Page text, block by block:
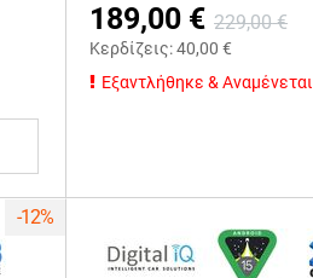
189,00 € 229,00 €
Κερδίζεις:40,00 €
Εξαντλήθηκε & Αναμένεται
-12%